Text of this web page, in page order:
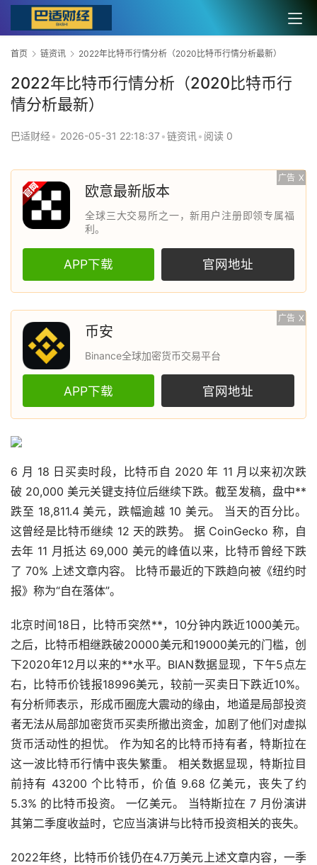
首页 链资讯 2022年比特币行情分析（2020比特币行情分析最新）
2022年比特币行情分析（2020比特币行
情分析最新）
巴适财经• 2026-05-31 22:18:37 •链资讯 • 阅读 0
广告 X
欧意最新版本
全球三大交易所之一，新用户注册即领专属福
利。
APP下载 官网地址
广告 X
币安
Binance全球加密货币交易平台
APP下载 官网地址
6 月 18 日买卖时段， 比特币 自 2020 年 11 月以来初次跌
破 20,000 美元关键支持位后继续下跌。截至发稿，盘中**
跌至 18,811.4 美元，跌幅逾越 10 美元。 当天的百分比。
这曾经是比特币继续 12 天的跌势。 据 CoinGecko 称，自
去年 11 月抵达 69,000 美元的峰值以来，比特币曾经下跌
了 70% 上述文章内容。 比特币最近的下跌趋向被《纽约时
报》称为“自在落体”。
北京时间18日，比特币突然**，10分钟内跌近1000美元。
之后，比特币相继跌破20000美元和19000美元的门槛，创
下2020年12月以来的**水平。BIAN数据显现，下午5点左
右，比特币价钱报18996美元，较前一买卖日下跌近10%。
有分析师表示，形成币圈庞大震动的缘由，地道是局部投资
者无法从局部加密货币买卖所撤出资金，加剧了他们对虚拟
货币活动性的担忧。 作为知名的比特币持有者，特斯拉在
这一波比特币行情中丧失繁重。 相关数据显现，特斯拉目
前持有 43200 个比特币，价值 9.68 亿美元，丧失了约
5.3% 的比特币投资。 一亿美元。 当特斯拉在 7 月份演讲
其第二季度收益时，它应当演讲与比特币投资相关的丧失。
2022年终，比特币价钱仍在4.7万美元上述文章内容，一季